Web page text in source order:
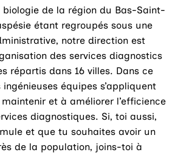
biologie de la région du Bas-Saint-
étant regroupés sous une
notre direction est
des services diagnostics
répartis dans 16 villes. Dans ce
équipes s’appliquent
et à améliorer l’efficience
diagnostiques. Si, toi aussi,
et que tu souhaites avoir un
de la population, joins-toi à